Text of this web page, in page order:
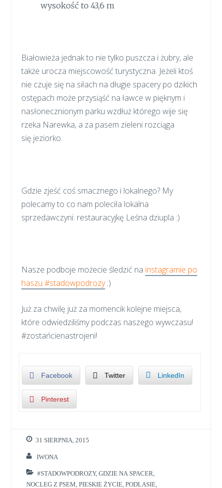
wysokość to 43,6 m
Białowieża jednak to nie tylko puszcza i żubry, ale
także urocza miejscowość turystyczna. Jeżeli ktoś
nie czuje się na siłach na długie spacery po dzikich
ostępach może przysiąść na ławce w pięknym i
nasłonecznionym parku wzdłuż którego wije się
rzeka Narewka, a za pasem zieleni rozciąga
się jeziorko.
Gdzie zjeść coś smacznego i lokalnego? My
polecamy to co nam poleciła lokalna
sprzedawczyni: restauracyjkę Leśna dziupla :)
Nasze podboje możecie śledzić na instagramie po
haszu #stadowpodrozy:)
Już za chwilę już za momencik kolejne miejsca,
które odwiedziliśmy podczas naszego wywczasu!
#zostańcienastrojeni!
Facebook Twitter LinkedIn
Pinterest
31 SIERPNIA, 2015
IWONA
#STADOWPODROZY,GDZIE NA SPACER
NOCLEG Z PSEM ,PIESKIE ŻYCIE ,PODLASIE